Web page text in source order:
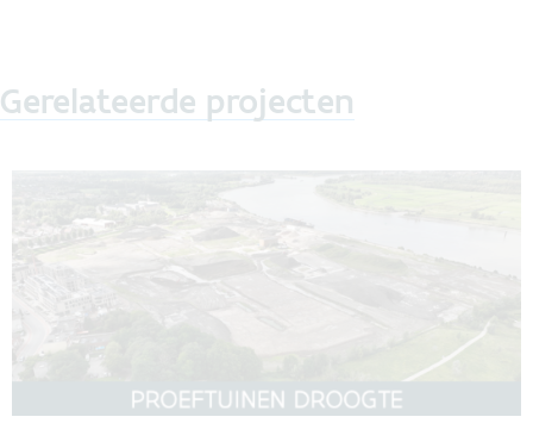
Gerelateerde projecten